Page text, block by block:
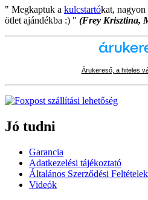
" Megkaptuk a kulcstartókat,
ötlet ajándékba :) " (Frey Krisztina,
Árukereső, a hiteles
Jó tudni
Garancia
Adatkezelési tájékoztató
Általános Szerződési
Videók